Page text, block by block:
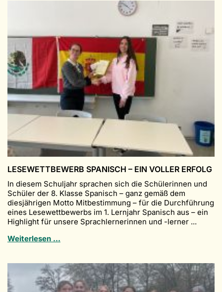
der
10.
Jahrgangsstufe
LESEWETTBEWERB SPANISCH – EIN VOLLER ERFOLG
In diesem Schuljahr sprachen sich die Schülerinnen und
Schüler der 8. Klasse Spanisch – ganz gemäß dem
diesjährigen Motto Mitbestimmung – für die Durchführung
eines Lesewettbewerbs im 1. Lernjahr Spanisch aus – ein
Highlight für unsere Sprachlernerinnen und -lerner ...
Weiterlesen …
ein
voller
Erfolg